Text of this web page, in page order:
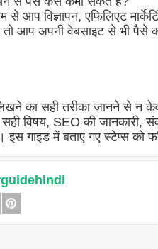
से आप विज्ञापन, एफिलिएट
आप अपनी वेबसाइट से भी पैसे
का सही तरीका जानने से न
सही विषय, SEO की
गाइड में बताए गए स्टेप्स को